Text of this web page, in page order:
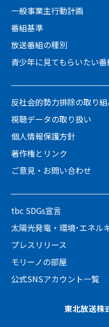
一般事業主行動計画
番組基準
放送番組の種別
青少年に見てもらいたい番
反社会的勢力排除の取り
視聴データの取り扱い
個人情報保護方針
著作権とリンク
ご意見・お問い合わせ
tbc SDGs宣言
太陽光発電・環境･エネル
プレスリリース
モリーノの部屋
公式SNSアカウント一覧
東北放送株